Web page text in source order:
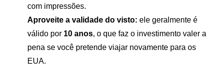
com impressões.
Aproveite a validade do visto: ele geralmente é
válido por 10 anos, o que faz o investimento valer a
pena se você pretende viajar novamente para os
EUA.